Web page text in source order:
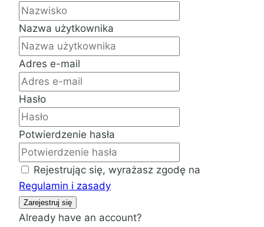
Nazwa użytkownika
Adres e-mail
Hasło
Potwierdzenie hasła
Rejestrując się, wyrażasz zgodę na
Regulamin i zasady
Zarejestruj się
Already have an account?